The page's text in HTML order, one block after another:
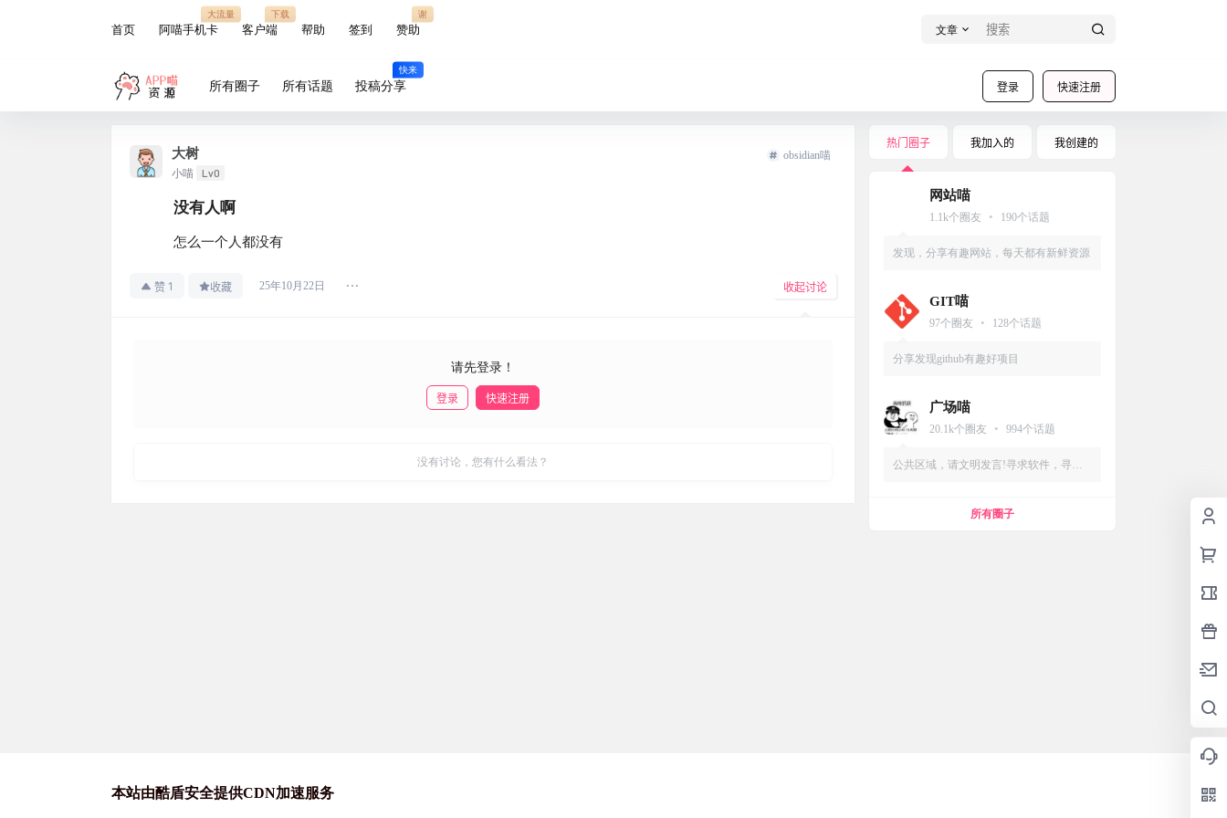
首页 阿喵手机卡
大流量
客户端
下载
帮助 签到 赞助
谢
文章
登录 快速注册
所有圈子 所有话题 投稿分享
快来
大树
小喵 Lv0
obsidian喵
没有人啊
怎么一个人都没有
赞 1 收藏 25年10月22日 收起讨论
请先登录！
登录 快速注册
没有讨论，您有什么看法？
热门圈子 我加入的 我创建的
网站喵
1.1k个圈友 • 190个话题
发现，分享有趣网站，每天都有新鲜资源
GIT喵
97个圈友 • 128个话题
分享发现github有趣好项目
广场喵
20.1k个圈友 • 994个话题
公共区域，请文明发言!寻求软件，寻求
所有圈子
本站由酷盾安全提供CDN加速服务